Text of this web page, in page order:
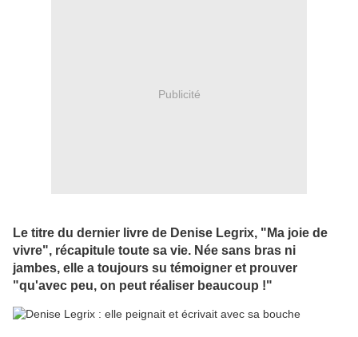
Publicité
Le titre du dernier livre de Denise Legrix, "Ma joie de
vivre", récapitule toute sa vie. Née sans bras ni
jambes, elle a toujours su témoigner et prouver
"qu'avec peu, on peut réaliser beaucoup !"